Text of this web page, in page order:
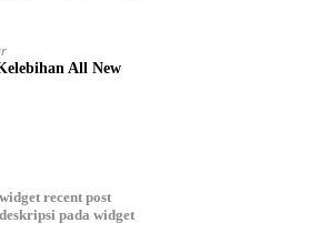
All New
recent post
pada widget